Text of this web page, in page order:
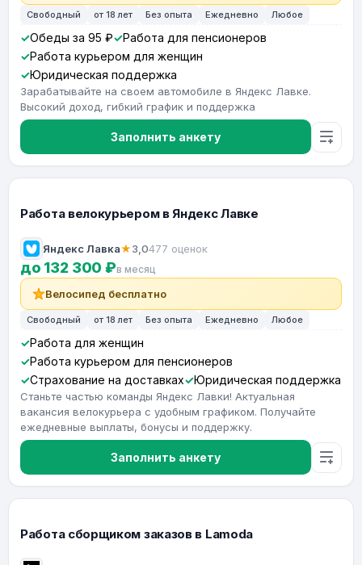
Свободный от 18 лет Без опыта Ежедневно Любое
Обеды за 95 ₽
Работа для пенсионеров
Работа курьером для женщин
Юридическая поддержка
Зарабатывайте на своем автомобиле в Яндекс Лавке.
Высокий доход, гибкий график и поддержка
Заполнить анкету
Работа велокурьером в Яндекс Лавке
Яндекс Лавка★3,0477 оценок
до 132 300 ₽в месяц
Велосипед бесплатно
Свободный от 18 лет Без опыта Ежедневно Любое
Работа для женщин
Работа курьером для пенсионеров
Страхование на доставках
Юридическая поддержка
Станьте частью команды Яндекс Лавки! Актуальная
вакансия велокурьера с удобным графиком. Получайте
ежедневные выплаты, бонусы и поддержку.
Заполнить анкету
Работа сборщиком заказов в Lamoda